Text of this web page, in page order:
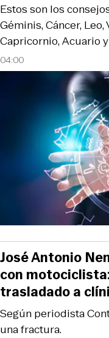
04:00
Estos son los
Géminis, Cáncer,
Capricornio, Acuario
Según periodista
una fractura.
José Antonio
con
trasladado a